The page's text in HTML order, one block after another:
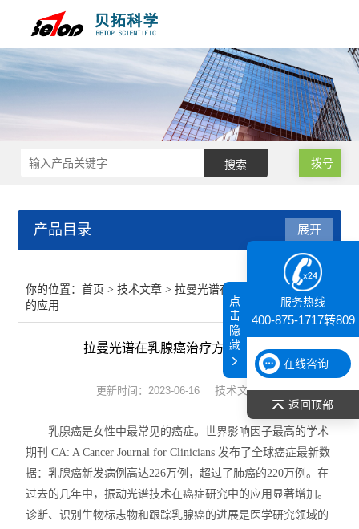
拨号
产品目录
纳米粒度仪
表面张力仪
光谱部件及外设
拉曼光谱仪
差示/热重/差热/热分析
展开
你的位置：首页 >技术文章 > 拉曼光谱在乳腺癌治疗方面
的应用
拉曼光谱在乳腺癌治疗方面的应用
更新时间：2023-06-16 技术文章
乳腺癌是女性中最常见的癌症。世界影响因子最高的学术
期刊 CA: A Cancer Journal for Clinicians 发布了全球癌症最新数
据：乳腺癌新发病例高达226万例，超过了肺癌的220万例。在
过去的几年中，振动光谱技术在癌症研究中的应用显著增加。
诊断、识别生物标志物和跟踪乳腺癌的进展是医学研究领域的
服务热线
400-875-1717转809
在线咨询
返回顶部
点
击
隐
藏